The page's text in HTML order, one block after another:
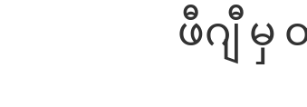
ဖီဂျီ မှ